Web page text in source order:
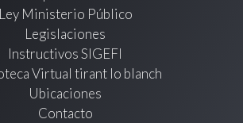
Ley Ministerio Público
Legislaciones
Instructivos SIGEFI
Virtual tirant lo blanch
Ubicaciones
Contacto